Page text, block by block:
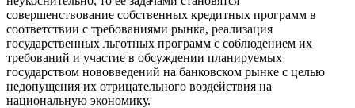
совершенствование собственных кредитных программ в
соответствии с требованиями рынка, реализация
государственных льготных программ с соблюдением их
требований и участие в обсуждении планируемых
государством нововведений на банковском рынке с целью
недопущения их отрицательного воздействия на
национальную экономику.